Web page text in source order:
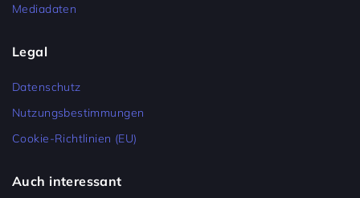
Mediadaten
Legal
Datenschutz
Nutzungsbestimmungen
Cookie-Richtlinien (EU)
Auch interessant